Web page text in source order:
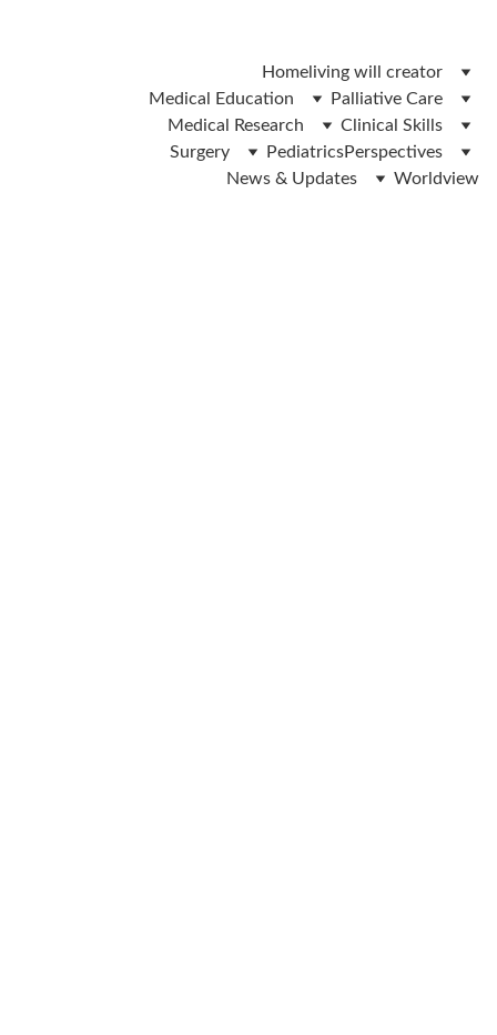
Home living will creator
Medical Education
Palliative Care
Medical Research
Clinical Skills
Surgery
PediatricsPerspectives
News & Updates
Worldview